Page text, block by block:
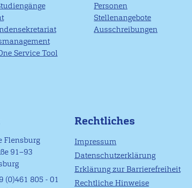
Service Tool
Personen
Stellenangebote
Ausschreibungen
Flensburg
91–93
(0)461 805 - 01
Rechtliches
Impressum
Datenschutzerklärung
Erklärung zur Barrierefreiheit
Rechtliche Hinweise